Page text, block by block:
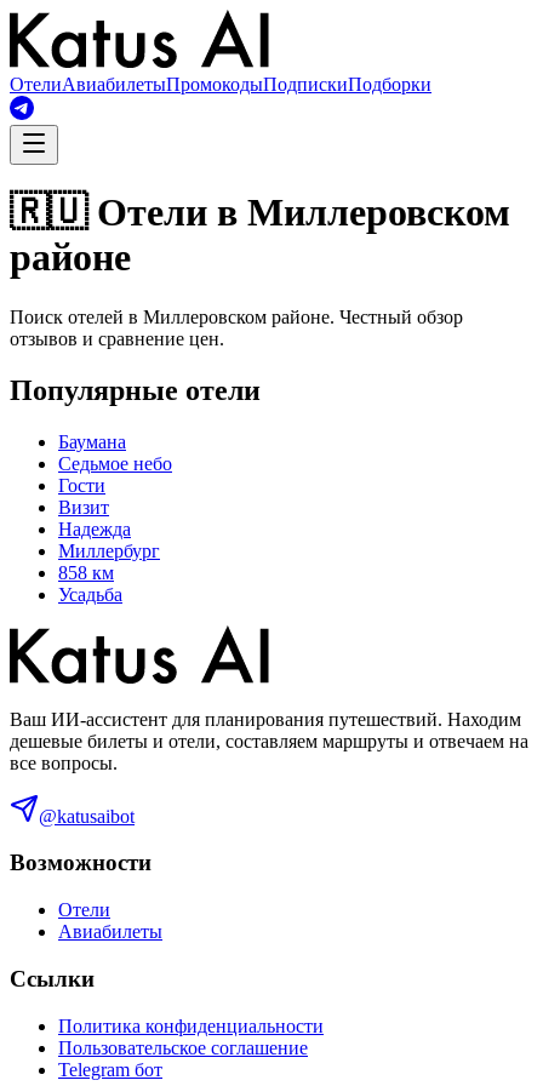
ОтелиАвиабилетыПромокодыПодпискиПодборки
🇷🇺 Отели в Миллеровском
районе
Поиск отелей в Миллеровском районе. Честный обзор
отзывов и сравнение цен.
Популярные отели
Баумана
Седьмое небо
Гости
Визит
Надежда
Миллербург
858 км
Усадьба
Ваш ИИ-ассистент для планирования путешествий. Находим
дешевые билеты и отели, составляем маршруты и отвечаем на
все вопросы.
@katusaibot
Возможности
Отели
Авиабилеты
Ссылки
Политика конфиденциальности
Пользовательское соглашение
Telegram бот